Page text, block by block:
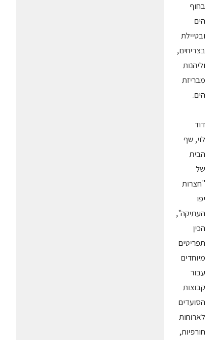
בחוף
הים
ובטיילת
בצריחים,
וליהנות
מבריזת
הים.
דוד
לוי, שף
הבית
של
"חצרות
יפו
העתיקה",
הכין
תפריטים
מיוחדים
עבור
קבוצות
הסועדים
לארוחות
חורפיות,